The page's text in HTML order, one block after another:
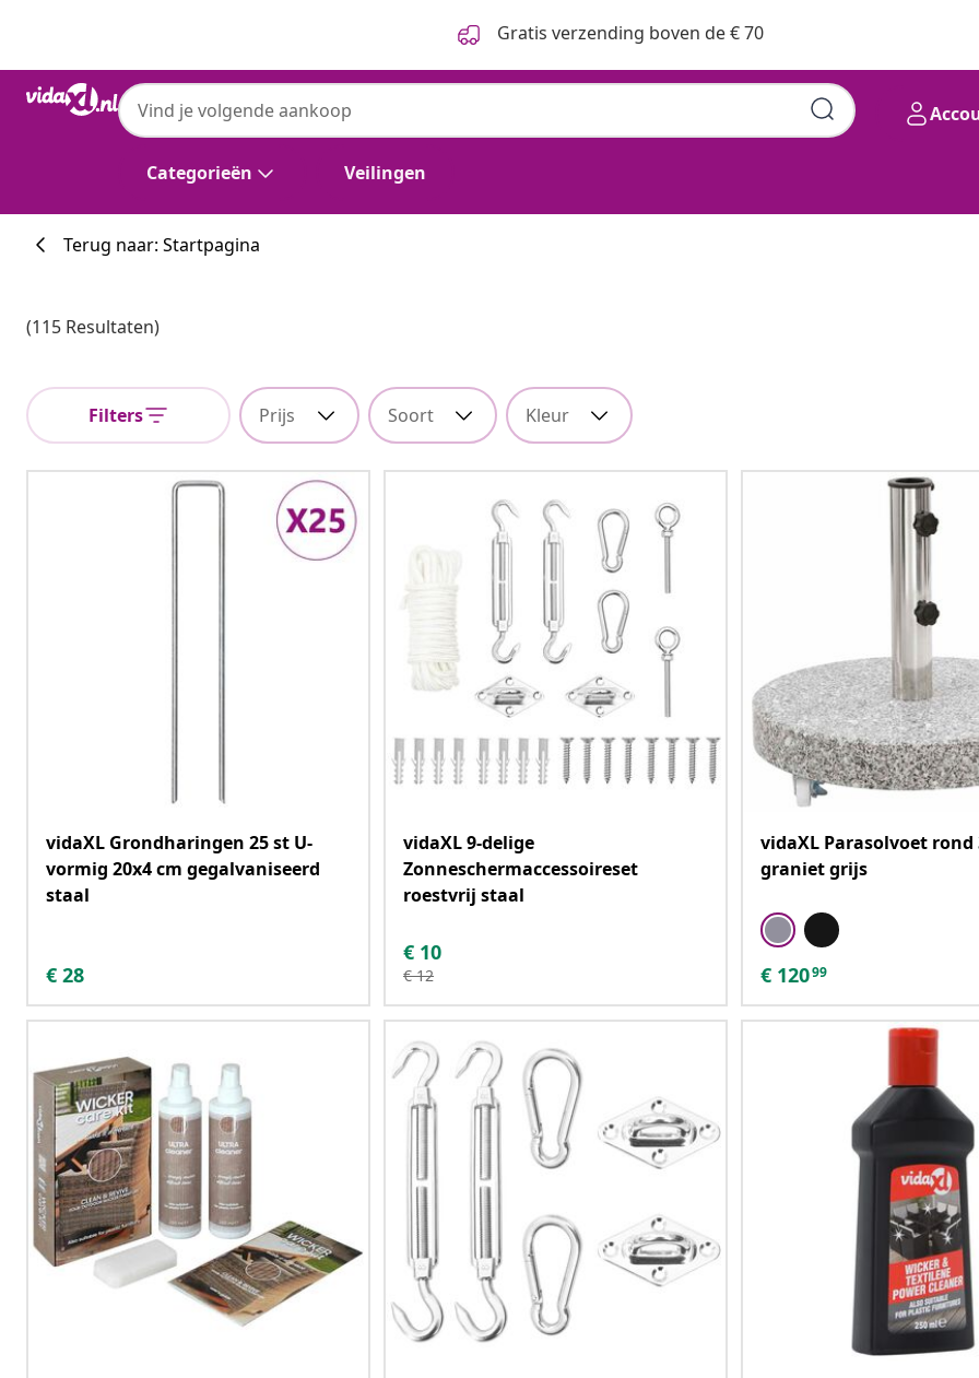
Gratis verzending boven de € 70
Categorieën Veilingen
Terug naar: Startpagina
(115 Resultaten)
Filters Prijs Soort Kleur
vidaXL Grondharingen 25 st U-
vormig 20x4 cm gegalvaniseerd
staal
€ 28
vidaXL 9-delige
Zonneschermaccessoireset
roestvrij staal
€ 10
€ 12
vidaXL Parasolvoet rond
graniet grijs
€ 12099